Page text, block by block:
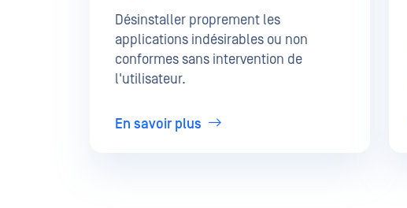
Désinstaller proprement les
applications indésirables ou non
conformes sans intervention de
l'utilisateur.
En savoir plus